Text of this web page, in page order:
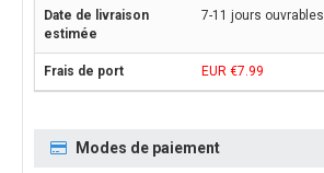
7-11 jours ouvrables
EUR €7.99
Modes de paiement